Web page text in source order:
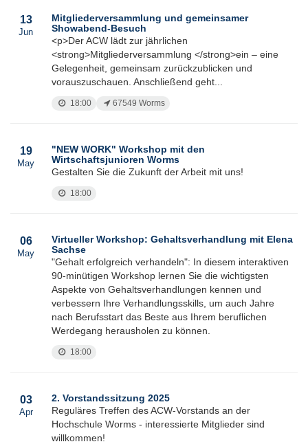
13
Jun
Mitgliederversammlung und gemeinsamer
Showabend-Besuch
<p>Der ACW lädt zur jährlichen
<strong>Mitgliederversammlung </strong>ein – eine
Gelegenheit, gemeinsam zurückzublicken und
vorauszuschauen. Anschließend geht...
18:00 67549 Worms
19
May
"NEW WORK" Workshop mit den
Wirtschaftsjunioren Worms
Gestalten Sie die Zukunft der Arbeit mit uns!
18:00
06
May
Virtueller Workshop: Gehaltsverhandlung mit Elena
Sachse
"Gehalt erfolgreich verhandeln": In diesem interaktiven
90-minütigen Workshop lernen Sie die wichtigsten
Aspekte von Gehaltsverhandlungen kennen und
verbessern Ihre Verhandlungsskills, um auch Jahre
nach Berufsstart das Beste aus Ihrem beruflichen
Werdegang herausholen zu können.
18:00
03
Apr
2. Vorstandssitzung 2025
Reguläres Treffen des ACW-Vorstands an der
Hochschule Worms - interessierte Mitglieder sind
willkommen!